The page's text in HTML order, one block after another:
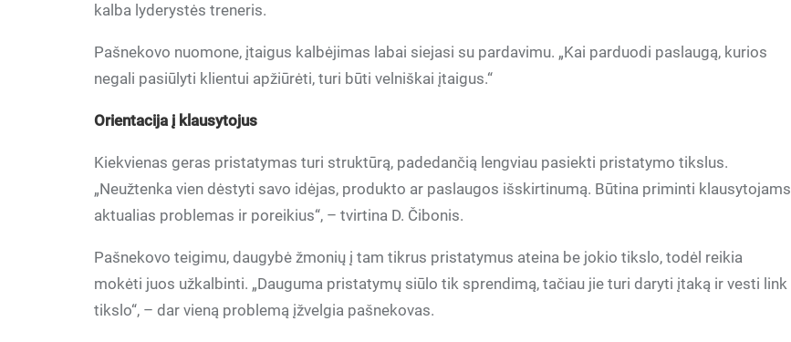
kalba lyderystės treneris.
Pašnekovo nuomone, įtaigus kalbėjimas labai siejasi su pardavimu. „Kai parduodi paslaugą, kurios
negali pasiūlyti klientui apžiūrėti, turi būti velniškai įtaigus.“
Orientacija į klausytojus
Kiekvienas geras pristatymas turi struktūrą, padedančią lengviau pasiekti pristatymo tikslus.
„Neužtenka vien dėstyti savo idėjas, produkto ar paslaugos išskirtinumą. Būtina priminti klausytojams
aktualias problemas ir poreikius“, – tvirtina D. Čibonis.
Pašnekovo teigimu, daugybė žmonių į tam tikrus pristatymus ateina be jokio tikslo, todėl reikia
mokėti juos užkalbinti. „Dauguma pristatymų siūlo tik sprendimą, tačiau jie turi daryti įtaką ir vesti link
tikslo“, – dar vieną problemą įžvelgia pašnekovas.